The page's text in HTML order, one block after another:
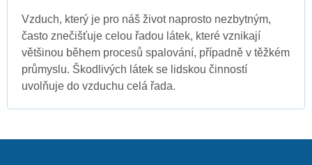
Vzduch, který je pro náš život naprosto nezbytným,
často znečišťuje celou řadou látek, které vznikají
většinou během procesů spalování, případně v těžkém
průmyslu. Škodlivých látek se lidskou činností
uvolňuje do vzduchu celá řada.